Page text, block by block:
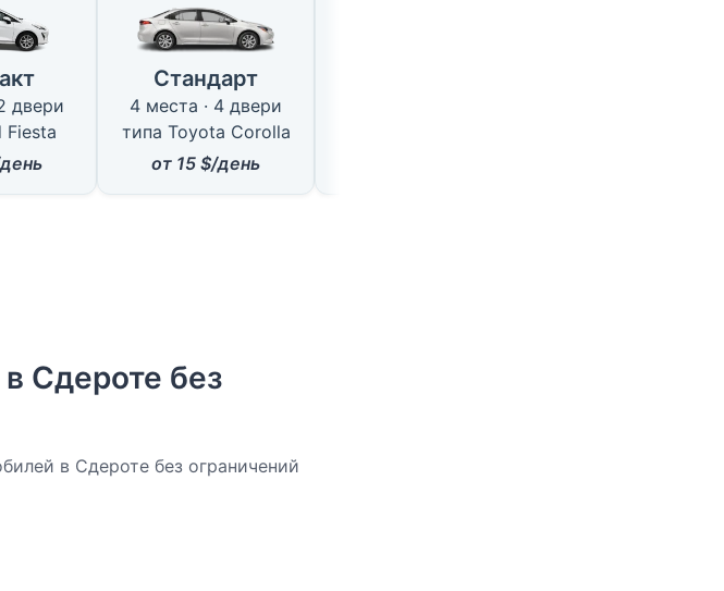
двери
Fiesta
Стандарт
4 места · 4 двери
типа Toyota Corolla
от 15 $/день
Сдероте без
в Сдероте без ограничений